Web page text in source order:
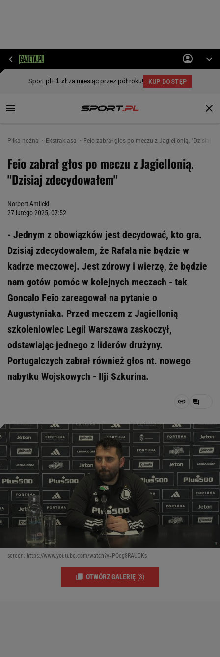
Piłka nożna Ekstraklasa Feio zabrał głos po meczu z Jagiellonią. "Dzisiaj
Feio zabrał głos po meczu z Jagiellonią.
"Dzisiaj zdecydowałem"
Norbert Amlicki
27 lutego 2025, 07:52
- Jednym z obowiązków jest decydować, kto gra.
Dzisiaj zdecydowałem, że Rafała nie będzie w
kadrze meczowej. Jest zdrowy i wierzę, że będzie
nam gotów pomóc w kolejnych meczach - tak
Goncalo Feio zareagował na pytanie o
Augustyniaka. Przed meczem z Jagiellonią
szkoleniowiec Legii Warszawa zaskoczył,
odstawiając jednego z liderów drużyny.
Portugalczych zabrał również głos nt. nowego
nabytku Wojskowych - Ilji Szkurina.
screen: https://www.youtube.com/watch?v=POeg8RAUCKs
OTWÓRZ GALERIĘ (3)